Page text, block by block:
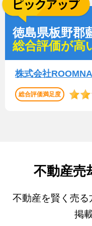
徳島県板野郡
総合評価が高
株式会社
総合評価満足度
不動産売
不動産を賢く売
掲